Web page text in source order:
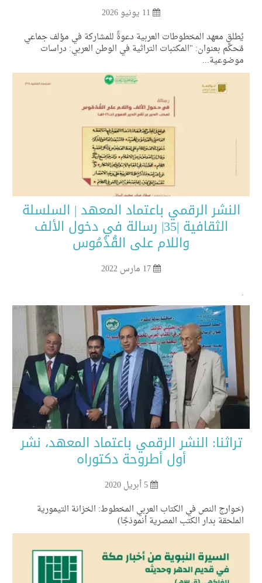
معهد المخطوطات العربية دعوةً للمشاركة في مؤلف جماعي
بعنوان: "المكتبات التراثية في الوطن العربي: دراسات
النشر الرقمي باعتماد المعهد | السلسلة
الثقافية |35| رسالة في دخول الألف
واللام على القُدْمُوس
النشر الرقمي باعتماد المعهد، نشر
أول أطروحة دكتوراه
النص في الكتاب العربي المخطوط: الخزانة التيمورية
بدار الكتب المصرية أنموذجًا)